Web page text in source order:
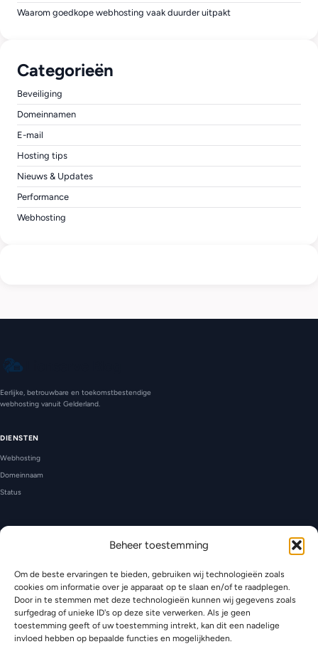
Beheer toestemming
Om de beste ervaringen te bieden, gebruiken wij technologieën zoals
cookies om informatie over je apparaat op te slaan en/of te raadplegen.
Door in te stemmen met deze technologieën kunnen wij gegevens zoals
surfgedrag of unieke ID's op deze site verwerken. Als je geen
toestemming geeft of uw toestemming intrekt, kan dit een nadelige
invloed hebben op bepaalde functies en mogelijkheden.
Waarom goedkope webhosting vaak duurder uitpakt
Categorieën
Beveiliging
Domeinnamen
E-mail
Hosting tips
Nieuws & Updates
Performance
Webhosting
Eerlijke, betrouwbare en toekomstbestendige
webhosting vanuit Gelderland.
DIENSTEN
Webhosting
Domeinnaam
Status
CONTACT
Beneden-Leeuwen, Gelderland
KVK: 99133679